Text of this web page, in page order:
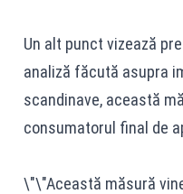
Un alt punct vizează
analiză făcută asupra
scandinave, această
consumatorul final de
\"\"Această măsură